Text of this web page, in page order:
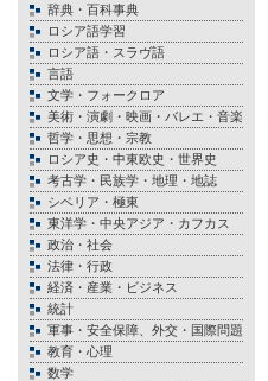
辞典・百科事典
ロシア語学習
ロシア語・スラヴ語
言語
文学・フォークロア
美術・演劇・映画・バレエ・音楽
哲学・思想・宗教
ロシア史・中東欧史・世界史
考古学・民族学・地理・地誌
シベリア・極東
東洋学・中央アジア・カフカス
政治・社会
法律・行政
経済・産業・ビジネス
統計
軍事・安全保障、外交・国際問題
教育・心理
数学